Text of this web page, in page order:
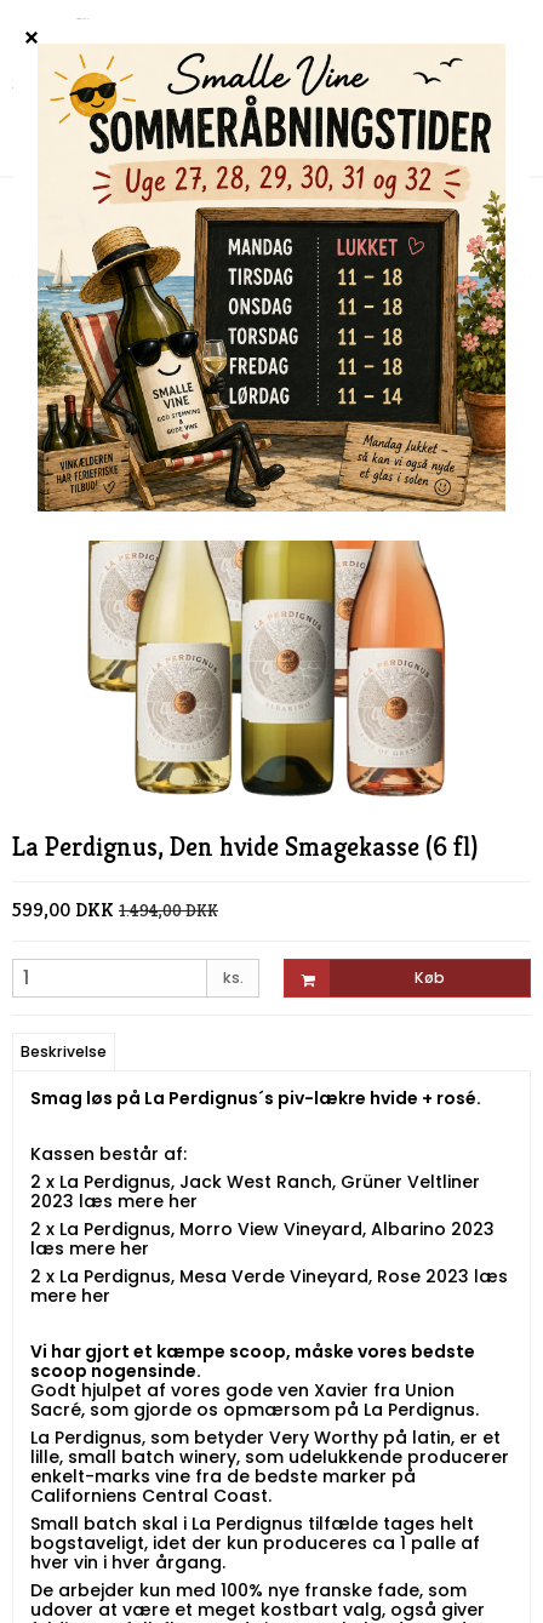
Shop / Alle vine /
La Perdignus, Den hvide Smagekasse (6 fl)
TILBUD
La Perdignus, Den hvide Smagekasse (6 fl)
599,00 DKK 1.494,00 DKK
ks. Køb
Beskrivelse
Smag løs på La Perdignus´s piv-lækre hvide + rosé.
Kassen består af:
2 x La Perdignus, Jack West Ranch, Grüner Veltliner
2023 læs mere her
2 x La Perdignus, Morro View Vineyard, Albarino 2023
læs mere her
2 x La Perdignus, Mesa Verde Vineyard, Rose 2023 læs
mere her
Vi har gjort et kæmpe scoop, måske vores bedste
scoop nogensinde.
Godt hjulpet af vores gode ven Xavier fra Union
Sacré, som gjorde os opmærsom på La Perdignus.
La Perdignus, som betyder Very Worthy på latin, er et
lille, small batch winery, som udelukkende producerer
enkelt-marks vine fra de bedste marker på
Californiens Central Coast.
Small batch skal i La Perdignus tilfælde tages helt
bogstaveligt, idet der kun produceres ca 1 palle af
hver vin i hver årgang.
De arbejder kun med 100% nye franske fade, som
udover at være et meget kostbart valg, også giver